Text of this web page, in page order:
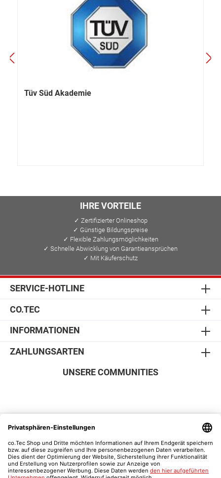
Tüv Süd Akademie
IHRE VORTEILE
✓ Zertifizierter Onlineshop
✓ Günstige Bildungspreise
✓ Flexible Zahlungsmöglichkeiten
✓ Schnelle Abwicklung von Garantieansprüchen
✓ Mit Käuferschutz
SERVICE-HOTLINE
CO.TEC
INFORMATIONEN
ZAHLUNGSARTEN
SICHER EINKAUFEN
UNSERE COMMUNITIES